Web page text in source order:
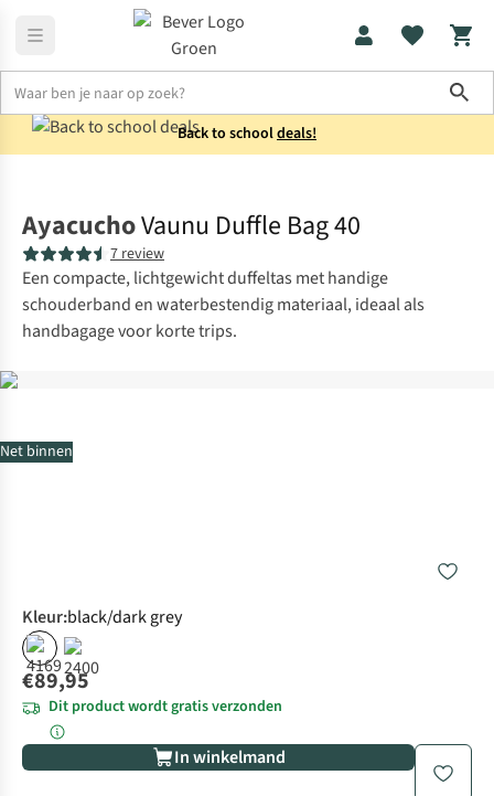
Back to schooldeals!
Net binnen
AyacuchoVaunu Duffle Bag 40
7 review
Een compacte, lichtgewicht duffeltas met handige
schouderband en waterbestendig materiaal, ideaal als
handbagage voor korte trips.
Kleur:black/dark grey
€89,95
Dit product wordt gratis verzonden
In winkelmand